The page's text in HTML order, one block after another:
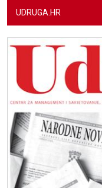
UDRUGA.HR